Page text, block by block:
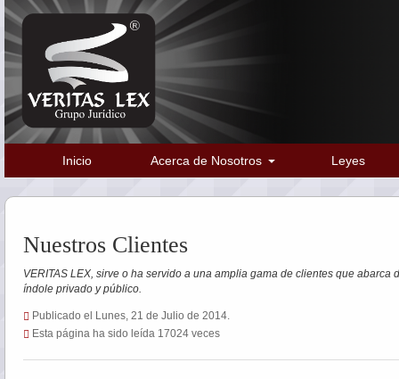
Inicio Acerca de Nosotros Leyes
Nuestros Clientes
VERITAS LEX, sirve o ha servido a una amplia gama de clientes que
índole privado y público.
Publicado el Lunes, 21 de Julio de 2014.
Esta página ha sido leída 17024 veces